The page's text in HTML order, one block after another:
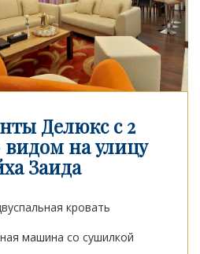
Делюкс с 2
на улицу
Заида
кровать
машина со сушилкой